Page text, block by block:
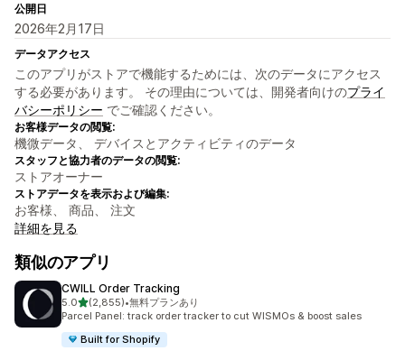
公開日
2026年2月17日
データアクセス
このアプリがストアで機能するためには、次のデータにアクセス
する必要があります。 その理由については、開発者向けのプライ
バシーポリシー でご確認ください。
お客様データの閲覧:
機微データ、 デバイスとアクティビティのデータ
スタッフと協力者のデータの閲覧:
ストアオーナー
ストアデータを表示および編集:
お客様、 商品、 注文
詳細を見る
類似のアプリ
CWILL Order Tracking
5.05つ星中
(2,855)
合計レビュー数：2855件
•無料プランあり
Parcel Panel: track order tracker to cut WISMOs & boost sales
Built for Shopify